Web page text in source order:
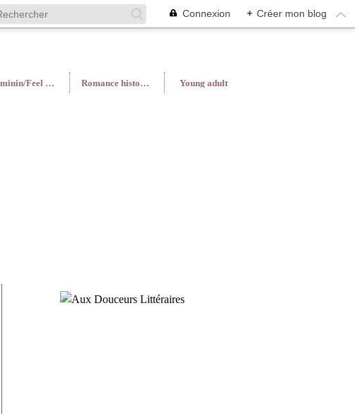
Connexion + Créer mon blog
Roman féminin/Feel Good Romance historique Young adult